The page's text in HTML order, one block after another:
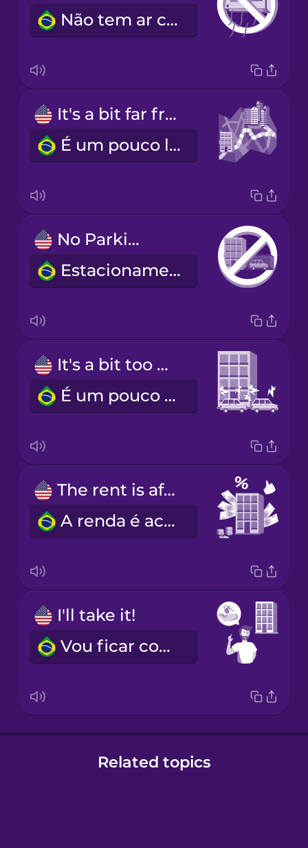
Não tem ar condicionado.
It's a bit far from city center.
É um pouco longe do centro da cidade.
No Parking
Estacionamento proibido
It's a bit too noisy due to the main road.
É um pouco barulhento por estar situado na rua principal.
The rent is affordable.
A renda é acessível.
I'll take it!
Vou ficar com ele!
Related topics